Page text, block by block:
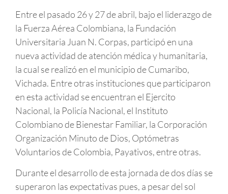
Entre el pasado 26 y 27 de abril, bajo el liderazgo de
la Fuerza Aérea Colombiana, la Fundación
Universitaria Juan N. Corpas, participó en una
nueva actividad de atención médica y humanitaria,
la cual se realizó en el municipio de Cumaribo,
Vichada. Entre otras instituciones que participaron
en esta actividad se encuentran el Ejercito
Nacional, la Policía Nacional, el Instituto
Colombiano de Bienestar Familiar, la Corporación
Organización Minuto de Dios, Optómetras
Voluntarios de Colombia, Payativos, entre otras.
Durante el desarrollo de esta jornada de dos días se
superaron las expectativas pues, a pesar del sol